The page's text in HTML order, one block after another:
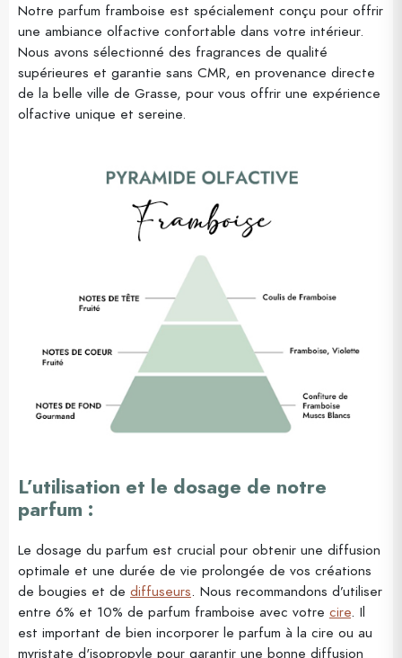
Notre parfum framboise est spécialement conçu pour offrir
une ambiance olfactive confortable dans votre intérieur.
Nous avons sélectionné des fragrances de qualité
supérieures et garantie sans CMR, en provenance directe
de la belle ville de Grasse, pour vous offrir une expérience
olfactive unique et sereine.
L’utilisation et le dosage de notre
parfum :
Le dosage du parfum est crucial pour obtenir une diffusion
optimale et une durée de vie prolongée de vos créations
de bougies et de diffuseurs. Nous recommandons d’utiliser
entre 6% et 10% de parfum framboise avec votre cire. Il
est important de bien incorporer le parfum à la cire ou au
myristate d'isopropyle pour garantir une bonne diffusion